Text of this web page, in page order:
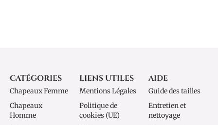
CATÉGORIES
Chapeaux Femme
Chapeaux
Homme
LIENS UTILES
Mentions Légales
Politique de
cookies (UE)
AIDE
Guide des tailles
Entretien et
nettoyage